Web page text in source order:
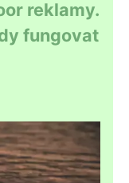
reklamy.
fungovat